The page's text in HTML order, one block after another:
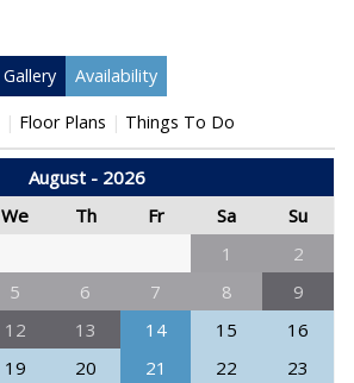
Gallery Availability
Floor Plans Things To Do
August - 2026
We Th Fr Sa
Su
1
2
5 6 7 8
9
12 13 14 15
16
19 20 21 22
23